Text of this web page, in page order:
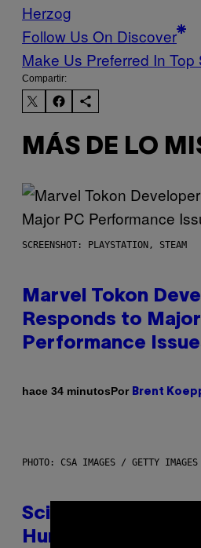
Herzog
Follow Us On Discover
Make Us Preferred In Top
Compartir:
MÁS DE LO
SCREENSHOT: PLAYSTATION, STEAM
Marvel Tokon
Responds to
Performance
hace 34 minutosPor Brent
PHOTO: CSA IMAGES / GETTY IMAGES
Scientists Just
Human Eye Back